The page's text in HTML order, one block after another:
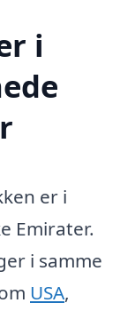
i
er i
Emirater.
i samme
USA,